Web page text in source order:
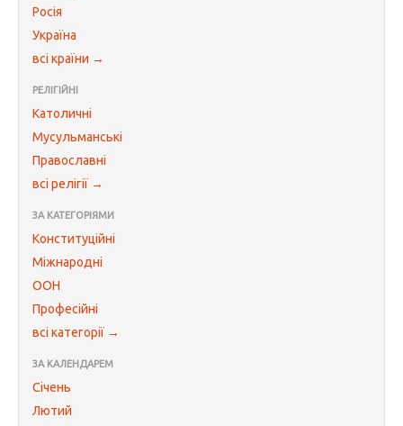
Росія
Україна
всі країни →
РЕЛІГІЙНІ
Католичні
Мусульманські
Православні
всі релігії →
ЗА КАТЕГОРІЯМИ
Конституційні
Міжнародні
ООН
Професійні
всі категорії →
ЗА КАЛЕНДАРЕМ
Січень
Лютий